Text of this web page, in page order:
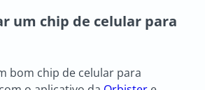
um chip de celular para
bom chip de celular para